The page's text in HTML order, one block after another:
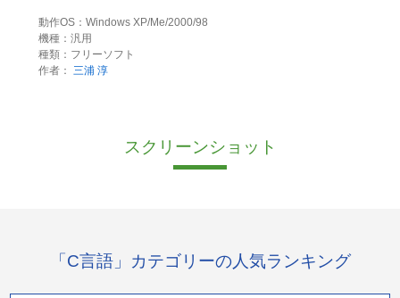
動作OS：Windows XP/Me/2000/98
機種：汎用
種類：フリーソフト
作者： 三浦 淳
スクリーンショット
「C言語」カテゴリーの人気ランキング